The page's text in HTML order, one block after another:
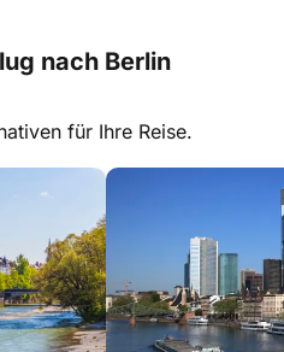
nach Berlin
für Ihre Reise.